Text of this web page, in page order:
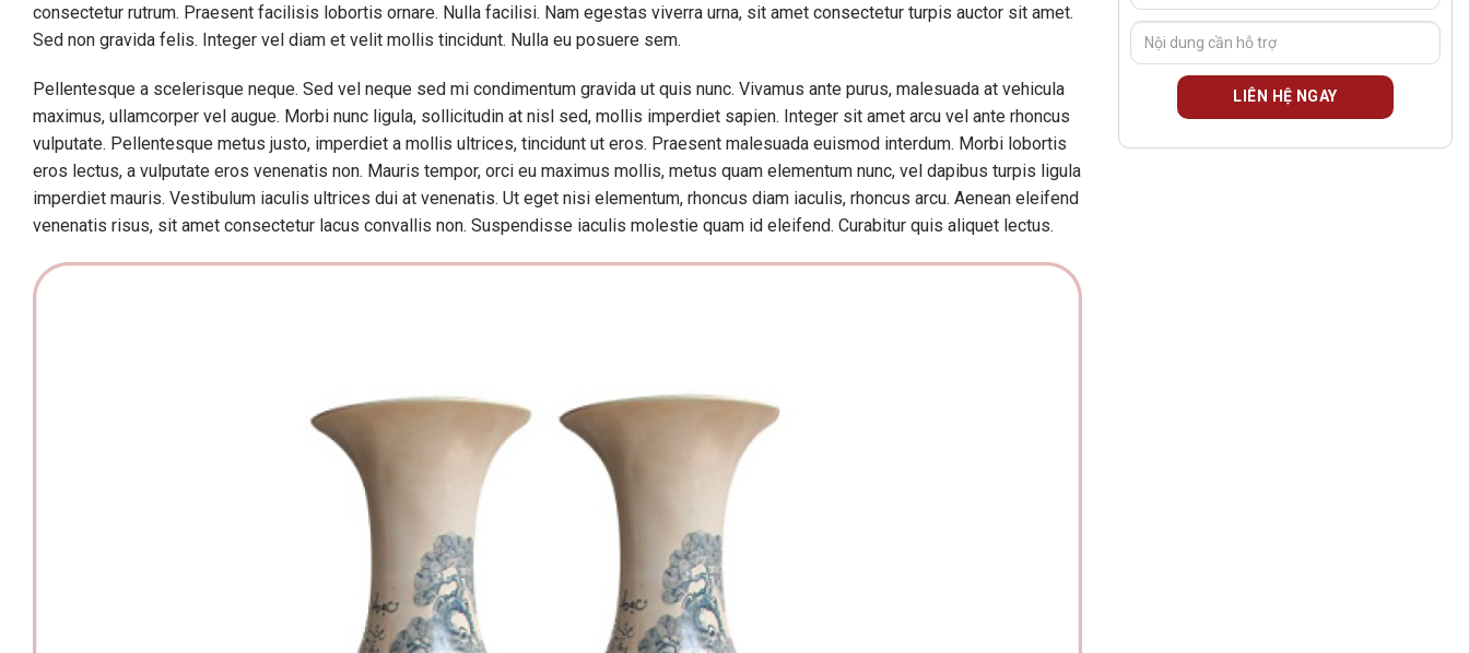
consectetur rutrum. Praesent facilisis lobortis ornare. Nulla facilisi. Nam egestas viverra urna, sit amet consectetur turpis auctor sit amet.
Sed non gravida felis. Integer vel diam et velit mollis tincidunt. Nulla eu posuere sem.
Pellentesque a scelerisque neque. Sed vel neque sed mi condimentum gravida ut quis nunc. Vivamus ante purus, malesuada at vehicula
maximus, ullamcorper vel augue. Morbi nunc ligula, sollicitudin at nisl sed, mollis imperdiet sapien. Integer sit amet arcu vel ante rhoncus
vulputate. Pellentesque metus justo, imperdiet a mollis ultrices, tincidunt ut eros. Praesent malesuada euismod interdum. Morbi lobortis
eros lectus, a vulputate eros venenatis non. Mauris tempor, orci eu maximus mollis, metus quam elementum nunc, vel dapibus turpis ligula
imperdiet mauris. Vestibulum iaculis ultrices dui at venenatis. Ut eget nisi elementum, rhoncus diam iaculis, rhoncus arcu. Aenean eleifend
venenatis risus, sit amet consectetur lacus convallis non. Suspendisse iaculis molestie quam id eleifend. Curabitur quis aliquet lectus.